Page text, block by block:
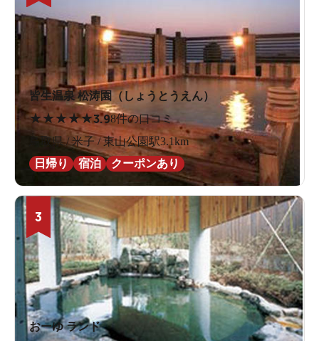
皆生温泉 松涛園（しょうとうえん）
★★★★★3.98件の口コミ
鳥取県 / 米子 / 東山公園駅3.1km
日帰り
宿泊 クーポンあり
3
おーゆ ランド